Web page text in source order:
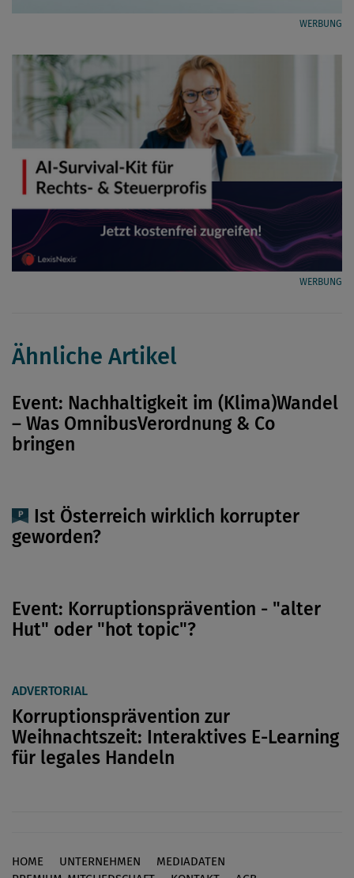
WERBUNG
WERBUNG
Ähnliche Artikel
Event: Nachhaltigkeit im (Klima)Wandel
– Was OmnibusVerordnung & Co
bringen
Ist Österreich wirklich korrupter
geworden?
Event: Korruptionsprävention - "alter
Hut" oder "hot topic"?
ADVERTORIAL
Korruptionsprävention zur
Weihnachtszeit: Interaktives E-Learning
für legales Handeln
Footer
HOME UNTERNEHMEN
MEDIADATEN